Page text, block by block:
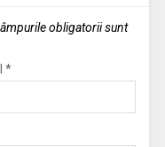
obligatorii sunt
*